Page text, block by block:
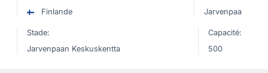
Finlande
Jarvenpaa
Stade:
Jarvenpaan Keskuskentta
Capacité:
500